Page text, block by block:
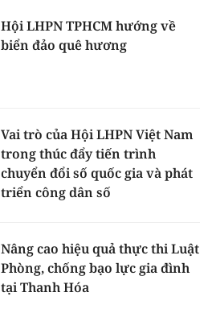
Hội LHPN TPHCM hướng về
biển đảo quê hương
Vai trò của Hội LHPN Việt Nam
trong thúc đẩy tiến trình
chuyển đổi số quốc gia và phát
triển công dân số
Nâng cao hiệu quả thực thi Luật
Phòng, chống bạo lực gia đình
tại Thanh Hóa